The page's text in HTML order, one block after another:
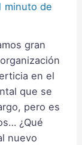
minuto de
gran
en el
que se
pero es
¿Qué
nuevo